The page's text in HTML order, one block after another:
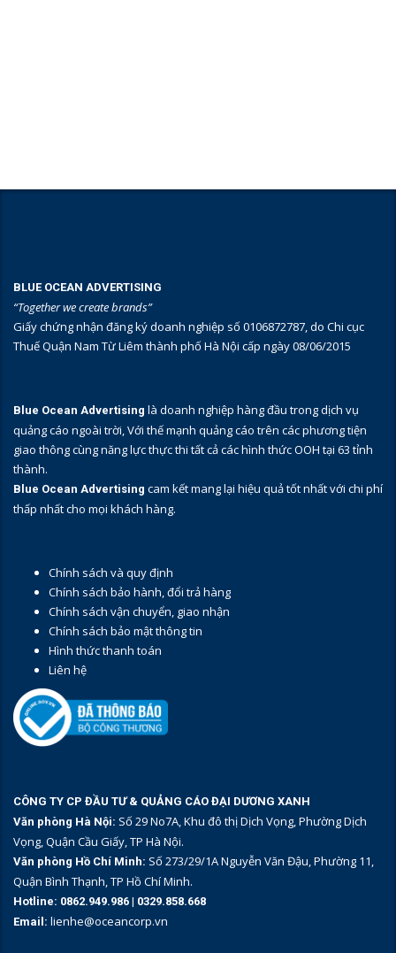
BLUE OCEAN ADVERTISING
“Together we create brands”
Giấy chứng nhận đăng ký doanh nghiệp số 0106872787, do Chi cục
Thuế Quận Nam Từ Liêm thành phố Hà Nội cấp ngày 08/06/2015
Blue Ocean Advertising là doanh nghiệp hàng đầu trong dịch vụ
quảng cáo ngoài trời, Với thế mạnh quảng cáo trên các phương tiện
giao thông cùng năng lực thực thi tất cả các hình thức OOH tại 63 tỉnh
thành.
Blue Ocean Advertising cam kết mang lại hiệu quả tốt nhất với chi phí
thấp nhất cho mọi khách hàng.
Chính sách và quy định
Chính sách bảo hành, đổi trả hàng
Chính sách vận chuyển, giao nhận
Chính sách bảo mật thông tin
Hình thức thanh toán
Liên hệ
CÔNG TY CP ĐẦU TƯ & QUẢNG CÁO ĐẠI DƯƠNG XANH
Văn phòng Hà Nội: Số 29 No7A, Khu đô thị Dịch Vọng, Phường Dịch
Vọng, Quận Cầu Giấy, TP Hà Nội.
Văn phòng Hồ Chí Minh: Số 273/29/1A Nguyễn Văn Đậu, Phường 11,
Quận Bình Thạnh, TP Hồ Chí Minh.
Hotline: 0862.949.986 | 0329.858.668
Email: lienhe@oceancorp.vn